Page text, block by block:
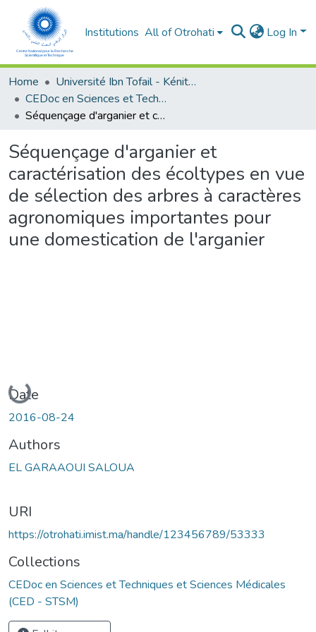
Institutions All of Otrohati Log In
Home
Université Ibn Tofail - Kénitra
CEDoc en Sciences et Techniques et Sciences Médicales (CED - STSM)
Séquençage d'arganier et caractérisation des écoltypes en vue de sélection des arbres à caractères agronomiques importantes pour une domestication de l'arganier
Séquençage d'arganier et
caractérisation des écoltypes en vue
de sélection des arbres à caractères
agronomiques importantes pour
une domestication de l'arganier
Loading...
Date
2016-08-24
Authors
EL GARAAOUI SALOUA
URI
https://otrohati.imist.ma/handle/123456789/53333
Collections
CEDoc en Sciences et Techniques et Sciences Médicales
(CED - STSM)